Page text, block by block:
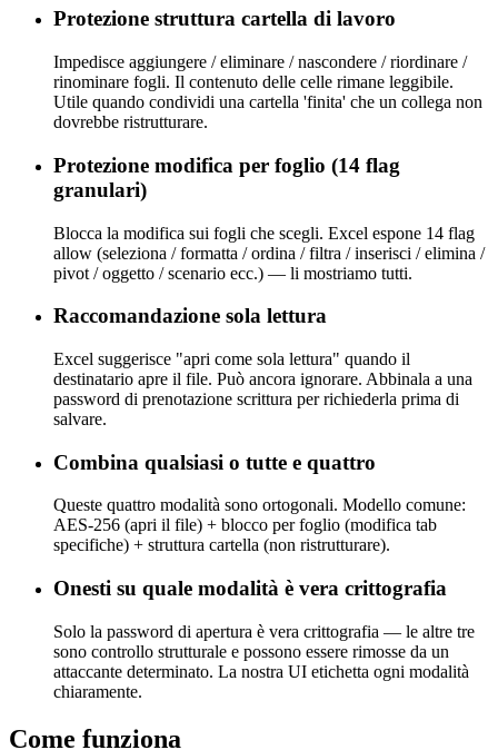
Protezione struttura cartella di lavoro
Impedisce aggiungere / eliminare / nascondere / riordinare /
rinominare fogli. Il contenuto delle celle rimane leggibile.
Utile quando condividi una cartella 'finita' che un collega non
dovrebbe ristrutturare.
Protezione modifica per foglio (14 flag
granulari)
Blocca la modifica sui fogli che scegli. Excel espone 14 flag
allow (seleziona / formatta / ordina / filtra / inserisci / elimina /
pivot / oggetto / scenario ecc.) — li mostriamo tutti.
Raccomandazione sola lettura
Excel suggerisce "apri come sola lettura" quando il
destinatario apre il file. Può ancora ignorare. Abbinala a una
password di prenotazione scrittura per richiederla prima di
salvare.
Combina qualsiasi o tutte e quattro
Queste quattro modalità sono ortogonali. Modello comune:
AES-256 (apri il file) + blocco per foglio (modifica tab
specifiche) + struttura cartella (non ristrutturare).
Onesti su quale modalità è vera crittografia
Solo la password di apertura è vera crittografia — le altre tre
sono controllo strutturale e possono essere rimosse da un
attaccante determinato. La nostra UI etichetta ogni modalità
chiaramente.
Come funziona